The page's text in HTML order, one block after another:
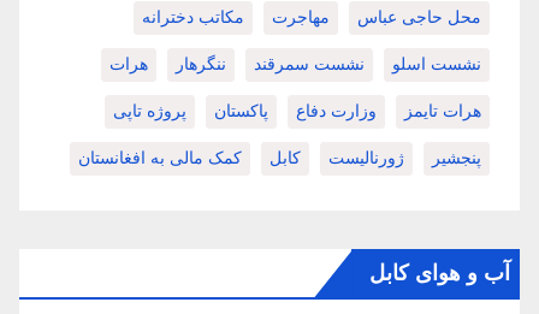
محل حاجی عباس مهاجرت مکاتب دخترانه
نشست اسلو نشست سمرقند ننگرهار هرات
هرات تایمز وزارت دفاع پاکستان پروژه تاپی
پنجشیر ژورنالیست کابل کمک مالی به افغانستان
آب و هوای کابل